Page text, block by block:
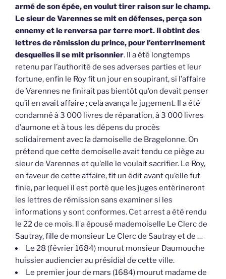
armé de son épée, en voulut tirer raison sur le champ.
Le sieur de Varennes se mit en défenses, perça son
ennemy et le renversa par terre mort. Il obtint des
lettres de rémission du prince, pour l’enterrinement
desquelles il se mit prisonnier. Il a été longtemps
retenu par l’authorité de ses adverses parties et leur
fortune, enfin le Roy fit un jour en soupirant, si l’affaire
de Varennes ne finirait pas bientôt qu’on devait penser
qu’il en avait affaire ; cela avança le jugement. Il a été
condamné à 3 000 livres de réparation, à 3 000 livres
d’aumone et à tous les dépens du procès
solidairement avec la damoiselle de Bragelonne. On
prétend que cette demoiselle avait tendu ce piège au
sieur de Varennes et qu’elle le voulait sacrifier. Le Roy,
en faveur de cette affaire, fit un édit avant qu’elle fut
finie, par lequel il est porté que les juges entérineront
les lettres de rémission sans examiner si les
informations y sont conformes. Cet arrest a été rendu
le 22 de ce mois. Il a épousé mademoiselle Le Clerc de
Sautray, fille de monsieur Le Clerc de Sautray et de …
Le 28 (février 1684) mourut monsieur Daumouche
huissier audiencier au présidial de cette ville.
Le premier jour de mars (1684) mourut madame de